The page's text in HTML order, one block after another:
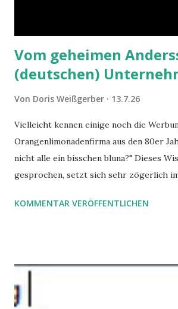
Vom geheimen
(deutschen)
Von Doris Weißgerber 13.7.26
Vielleicht kennen einige noch die
Orangenlimonadenfirma aus den 80er
nicht alle ein bisschen bluna?" Dieses
gesprochen, setzt sich sehr zögerlich
gleich. Im Arbeitskontext kann es zu
Angstzuständen ihrer Mitglieder. Dafür
geben, die weitgehend noch im Dunkeln
KOMMENTAR VERÖFFENTLICHEN